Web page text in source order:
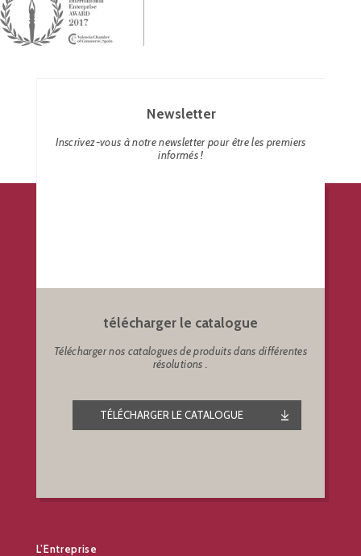
Newsletter
Inscrivez-vous à notre newsletter pour être les premiers
informés !
télécharger le catalogue
Télécharger nos catalogues de produits dans différentes
résolutions .
TÉLÉCHARGER LE CATALOGUE
L’Entreprise